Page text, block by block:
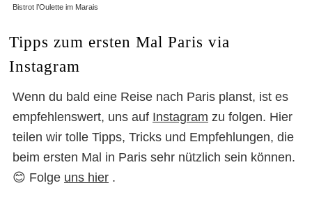
Bistrot l’Oulette im Marais
Tipps zum ersten Mal Paris via
Instagram
Wenn du bald eine Reise nach Paris planst, ist es
empfehlenswert, uns auf Instagram zu folgen. Hier
teilen wir tolle Tipps, Tricks und Empfehlungen, die
beim ersten Mal in Paris sehr nützlich sein können.
😊 Folge uns hier .